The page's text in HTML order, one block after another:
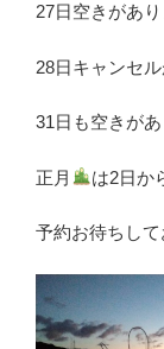
27日空きがあり
28日キャンセ
31日も空きがあ
正月 は2日か
予約お待ちして